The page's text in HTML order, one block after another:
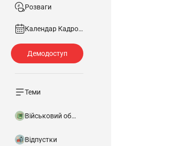
Розваги
Календар Кадровика
Теми
Військовий облік
Відпустки